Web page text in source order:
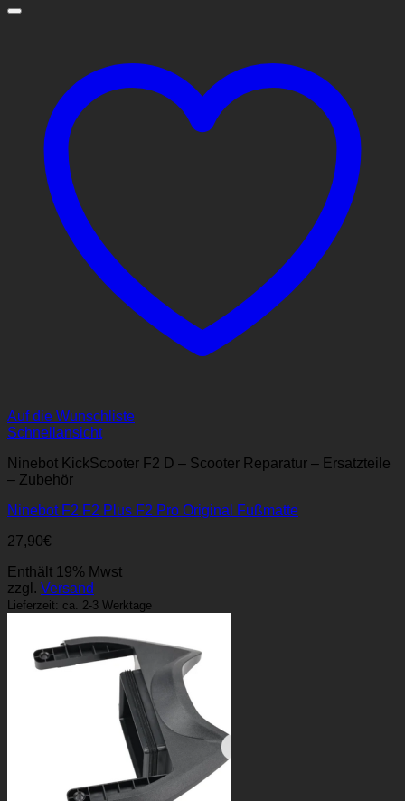
Auf die Wunschliste
Schnellansicht
Ninebot KickScooter F2 D – Scooter Reparatur – Ersatzteile
– Zubehör
Ninebot F2 F2 Plus F2 Pro Original Fußmatte
27,90€
Enthält 19% Mwst
zzgl. Versand
Lieferzeit: ca. 2-3 Werktage